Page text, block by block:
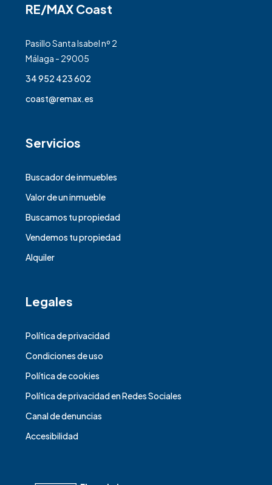
RE/MAX Coast
Pasillo Santa Isabel nº 2
Málaga - 29005
34 952 423 602
coast@remax.es
Servicios
Buscador de inmuebles
Valor de un inmueble
Buscamos tu propiedad
Vendemos tu propiedad
Alquiler
Legales
Política de privacidad
Condiciones de uso
Política de cookies
Política de privacidad en Redes Sociales
Canal de denuncias
Accesibilidad